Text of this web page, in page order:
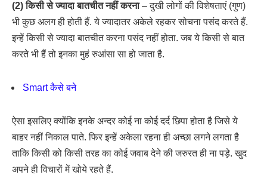
(2) किसी से ज्यादा बातचीत नहीं करना– दुखी लोगों की विशेषताएं (गुण)
भी कुछ अलग ही होती हैं. ये ज्यादातर अकेले रहकर सोचना पसंद करते हैं.
इन्हें किसी से ज्यादा बातचीत करना पसंद नहीं होता. जब ये किसी से बात
करते भी हैं तो इनका मुहं रुआंसा सा हो जाता है.
Smart कैसे बने
ऐसा इसलिए क्योंकि इनके अन्दर कोई ना कोई दर्द छिपा होता है जिसे ये
बाहर नहीं निकाल पाते. फिर इन्हें अकेला रहना ही अच्छा लगने लगता है
ताकि किसी को किसी तरह का कोई जवाब देने की जरुरत ही ना पड़े. खुद
अपने ही विचारों में खोये रहते हैं.